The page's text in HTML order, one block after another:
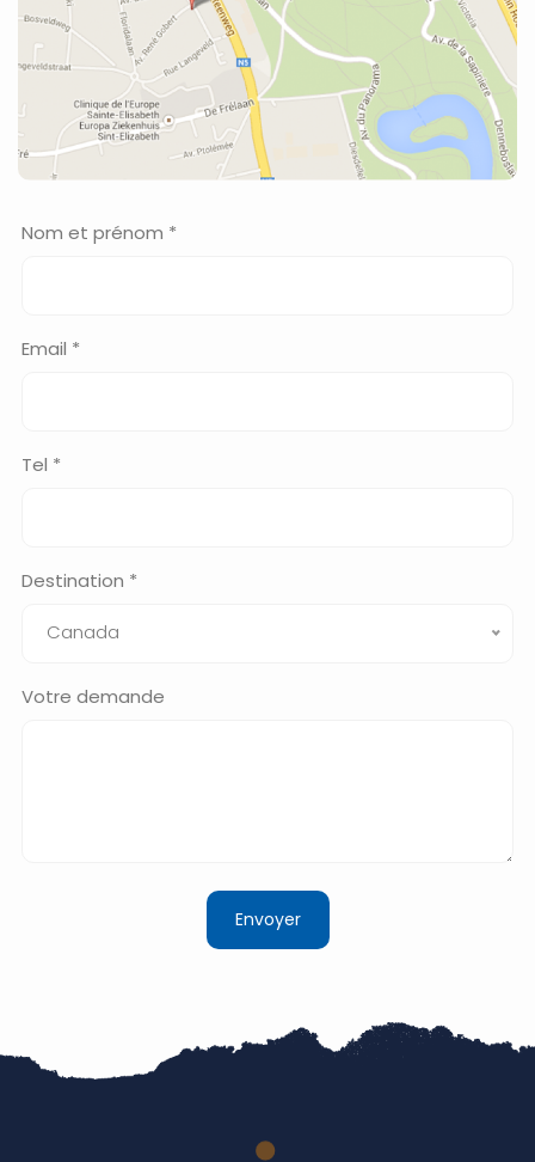
Nom et prénom *
Email *
Tel *
Destination *
Canada
Votre demande